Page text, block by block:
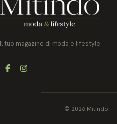
Il tuo magazine di moda e lifestyle
FacebookInstagram
© 2026 Mitindo—